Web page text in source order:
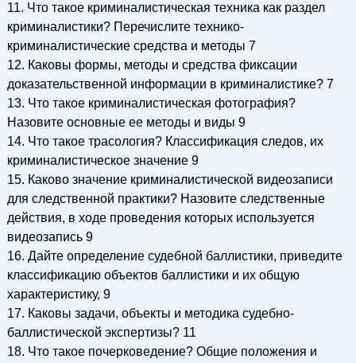
11. Что такое криминалистическая техника как раздел
криминалистики? Перечислите технико-
криминалистические средства и методы 7
12. Каковы формы, методы и средства фиксации
доказательственной информации в криминалистике? 7
13. Что такое криминалистическая фотография?
Назовите основные ее методы и виды 9
14. Что такое трасология? Классификация следов, их
криминалистическое значение 9
15. Каково значение криминалистической видеозаписи
для следственной практики? Назовите следственные
действия, в ходе проведения которых используется
видеозапись 9
16. Дайте определение судебной баллистики, приведите
классификацию объектов баллистики и их общую
характеристику, 9
17. Каковы задачи, объекты и методика судебно-
баллистической экспертизы? 11
18. Что такое почерковедение? Общие положения и